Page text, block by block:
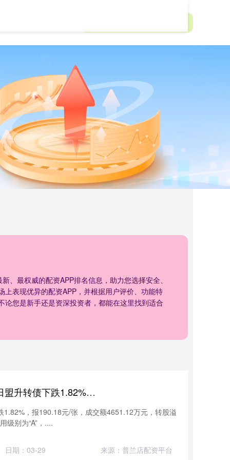
、最权威的配资APP排名信息，助力您选择安全、
表现优异的配资APP，并根据用户评价、功能特
您是新手还是资深投资者，都能在这里找到适合
股票加杠杆怎么操作 11月14日盟升转债下跌1.82%，转股溢价率21.26%
，报190.18元/张，成交额4651.12万元，转股溢
级别为“A”，....
日期：03-29 来源：普兰店配资平台